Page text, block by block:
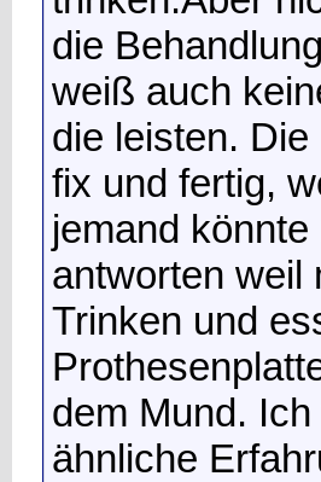
die
weiß auch
die leisten.
fix und fertig,
jemand
antworten weil
Trinken und
dem Mund.
ähnliche